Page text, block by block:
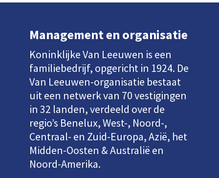
Management en organisatie
Koninklijke Van Leeuwen is een
familiebedrijf, opgericht in 1924. De
Van Leeuwen-organisatie bestaat
uit een netwerk van 70 vestigingen
in 32 landen, verdeeld over de
regio’s Benelux, West-, Noord-,
Centraal- en Zuid-Europa, Azië, het
Midden-Oosten & Australië en
Noord-Amerika.